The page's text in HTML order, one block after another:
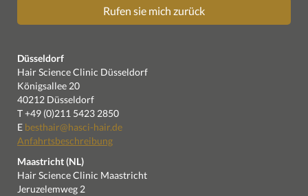
Rufen sie mich zurück
Düsseldorf
Hair Science Clinic Düsseldorf
Königsallee 20
40212 Düsseldorf
T +49 (0)211 5423 2850
E besthair@hasci-hair.de
Anfahrtsbeschreibung
Maastricht (NL)
Hair Science Clinic Maastricht
Jeruzelemweg 2